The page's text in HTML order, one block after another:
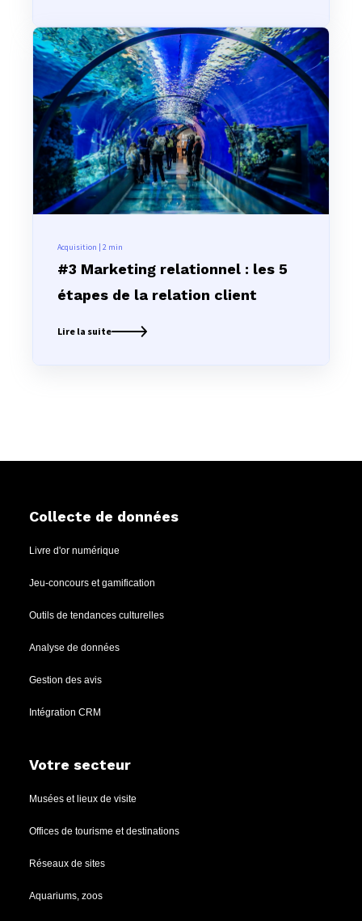
Acquisition | 2 min
#3 Marketing relationnel : les 5
étapes de la relation client
Lire la suite
Collecte de données
Livre d'or numérique
Jeu-concours et gamification
Outils de tendances culturelles
Analyse de données
Gestion des avis
Intégration CRM
Votre secteur
Musées et lieux de visite
Offices de tourisme et destinations
Réseaux de sites
Aquariums, zoos